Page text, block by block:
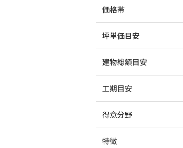
価格帯
坪単価目安
建物総額目安
工期目安
得意分野
特徴